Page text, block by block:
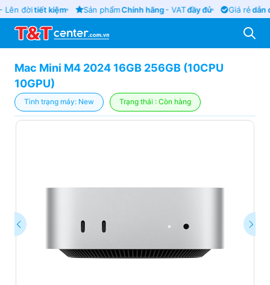
đờitiết kiệm Sản phẩmChính hãng- VATđầy đủ Giá rẻdẫn
Mac Mini M4 2024 16GB 256GB (10CPU
10GPU)
Tình trạng máy: New Trạng thái : Còn hàng